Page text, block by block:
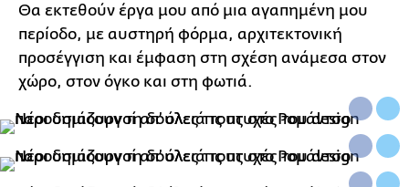
Θα εκτεθούν έργα μου από μια αγαπημένη μου
περίοδο, με αυστηρή φόρμα, αρχιτεκτονική
προσέγγιση και έμφαση στη σχέση ανάμεσα στον
χώρο, στον όγκο και στη φωτιά.